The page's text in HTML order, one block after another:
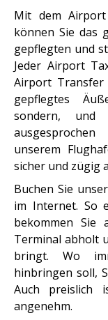
Mit dem
können Sie das
gepflegten und
Jeder Airport
Airport
gepflegtes
sondern,
unserem
sicher und zügig
Buchen Sie
im Internet. So
bekommen Sie
Terminal abholt
bringt. Wo
hinbringen soll,
Auch preislich
angenehm.